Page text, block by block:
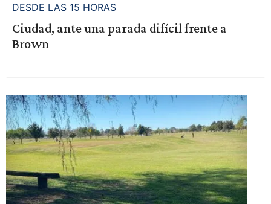
DESDE LAS 15 HORAS
Ciudad, ante una parada difícil frente a
Brown